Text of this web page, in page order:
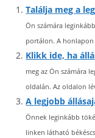
Találja meg a
Ön számára
portálon. A
Klikk ide, ha
meg az Ön számára
oldalán. Az oldalon
A legjobb
Önnek leginkább
linken látható